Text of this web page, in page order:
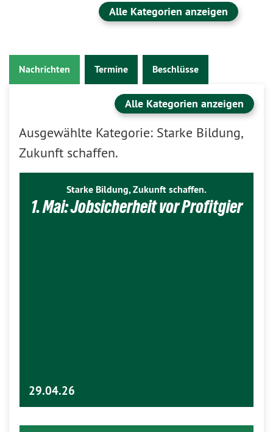
Alle Kategorien anzeigen
Nachrichten Termine Beschlüsse
Alle Kategorien anzeigen
Ausgewählte Kategorie: Starke Bildung,
Zukunft schaffen.
Starke Bildung, Zukunft schaffen.
1. Mai: Jobsicherheit vor Profitgier
29.04.26